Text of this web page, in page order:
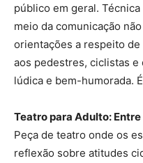
público em geral.
meio da comunicação
orientações a respeito
aos pedestres, ciclistas
lúdica e bem-humorada.
Teatro para Adulto:
Peça de teatro onde os
reflexão sobre atitudes